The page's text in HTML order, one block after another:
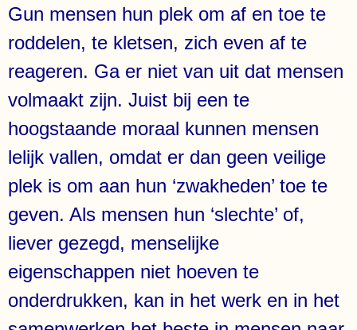
Gun mensen hun plek om af en toe te
roddelen, te kletsen, zich even af te
reageren. Ga er niet van uit dat mensen
volmaakt zijn. Juist bij een te
hoogstaande moraal kunnen mensen
lelijk vallen, omdat er dan geen veilige
plek is om aan hun ‘zwakheden’ toe te
geven. Als mensen hun ‘slechte’ of,
liever gezegd, menselijke
eigenschappen niet hoeven te
onderdrukken, kan in het werk en in het